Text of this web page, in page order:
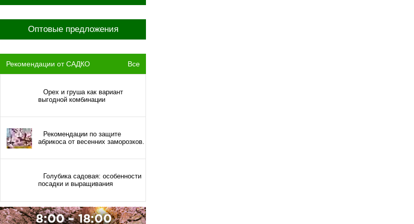
Оптовые предложения
Рекомендации от САДКО Все
Орех и груша как вариант
выгодной комбинации
Рекомендации по защите
абрикоса от весенних заморозков.
Голубика садовая: особенности
посадки и выращивания